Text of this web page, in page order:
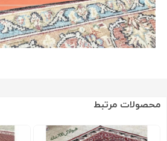
محصولات مرتبط